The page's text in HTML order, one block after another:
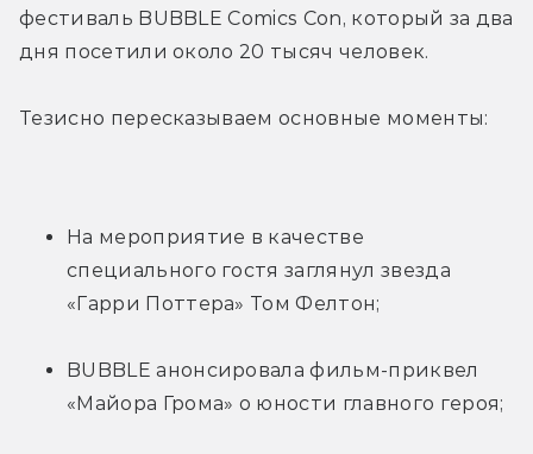
фестиваль BUBBLE Comics Con, который за два
дня посетили около 20 тысяч человек.
Тезисно пересказываем основные моменты:
На мероприятие в качестве
специального гостя заглянул звезда
«Гарри Поттера» Том Фелтон;
BUBBLE анонсировала фильм-приквел
«Майора Грома» о юности главного героя;